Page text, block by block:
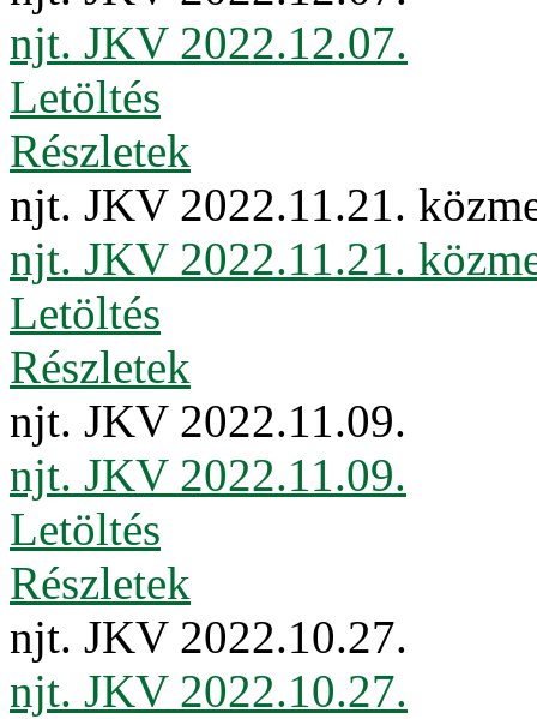
njt. JKV 2022.12.07.
Letöltés
Részletek
njt. JKV 2022.11.21.
njt. JKV 2022.11.21.
Letöltés
Részletek
njt. JKV 2022.11.09.
njt. JKV 2022.11.09.
Letöltés
Részletek
njt. JKV 2022.10.27.
njt. JKV 2022.10.27.